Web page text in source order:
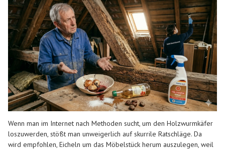
Wenn man im Internet nach Methoden sucht, um den Holzwurmkäfer
loszuwerden, stößt man unweigerlich auf skurrile Ratschläge. Da
wird empfohlen, Eicheln um das Möbelstück herum auszulegen, weil